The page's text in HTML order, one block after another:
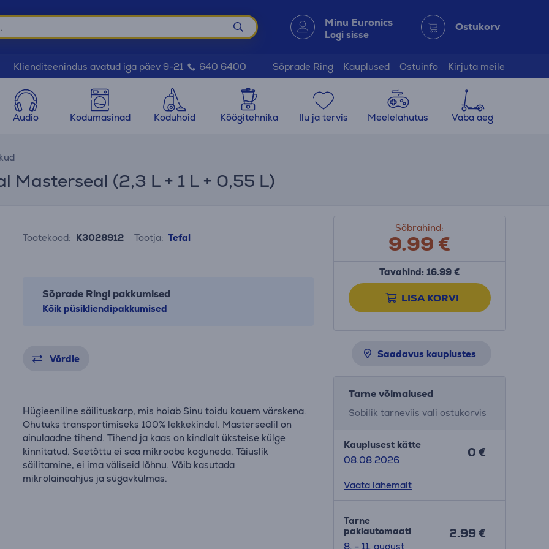
Minu Euronics
Logi sisse
Ostukorv
Klienditeenindus avatud iga päev 9-21 640 6400 Sõprade Ring Kauplused Ostuinfo Kirjuta meile
Audio Kodumasinad Koduhoid Köögitehnika Ilu ja tervis Meelelahutus Vaba aeg
Masterseal (2,3 L + 1 L + 0,55 L)
Tootekood: K3028912 Tootja: Tefal
Sõprade Ringi pakkumised
Kõik püsikliendipakkumised
Võrdle
Hügieeniline säilituskarp, mis hoiab Sinu toidu kauem värskena.
Ohutuks transportimiseks 100% lekkekindel. Mastersealil on
ainulaadne tihend. Tihend ja kaas on kindlalt üksteise külge
kinnitatud. Seetõttu ei saa mikroobe koguneda. Täiuslik
säilitamine, ei ima väliseid lõhnu. Võib kasutada
mikrolaineahjus ja sügavkülmas.
Sõbrahind:
9.99€
Tavahind: 16.99 €
LISA KORVI
Saadavus kauplustes
Tarne võimalused
Sobilik tarneviis vali ostukorvis
Kauplusest kätte
08.08.2026
0 €
Vaata lähemalt
Tarne
pakiautomaati
8. - 11. august
2.99 €